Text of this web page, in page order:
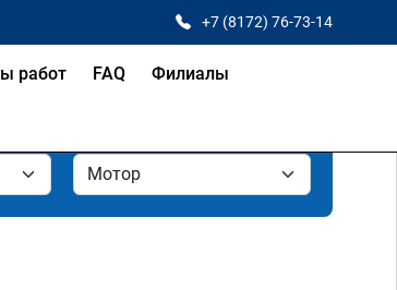
+7 (8172) 76-73-14
работ FAQ Филиалы